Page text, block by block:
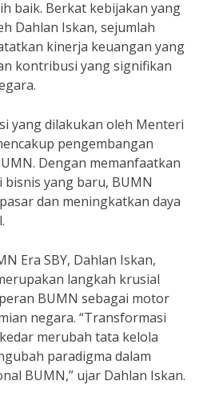
baik. Berkat kebijakan yang
Dahlan Iskan, sejumlah
kinerja keuangan yang
kontribusi yang signifikan
yang dilakukan oleh Menteri
pengembangan
Dengan memanfaatkan
yang baru, BUMN
dan meningkatkan daya
Era SBY, Dahlan Iskan,
langkah krusial
BUMN sebagai motor
negara. “Transformasi
merubah tata kelola
paradigma dalam
BUMN,” ujar Dahlan Iskan.